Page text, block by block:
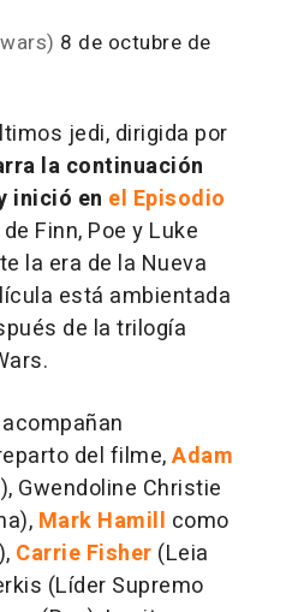
8 de octubre de
jedi, dirigida por
la continuación
inició en el Episodio
Finn, Poe y Luke
la era de la Nueva
está ambientada
de la trilogía
del filme,Adam
Gwendoline Christie
Mark Hamill como
Carrie Fisher (Leia
(Líder Supremo